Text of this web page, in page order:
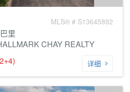
MLS® # S13645892
里
CHAY REALTY
详细